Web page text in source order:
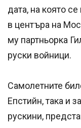
дата, на която
в центъра на
му партньорка
руски войници.
Самолетните
Епстийн, така и
рускини,